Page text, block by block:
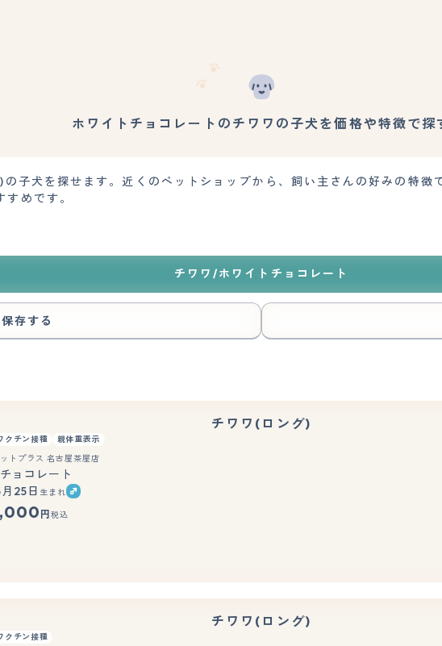
ホワイトチョコレートのチワワの子犬を価格や特徴で探
子犬を探せます。近くのペットショップから、飼い主さんの好みの特
めです。
チワワ/ホワイトチョコレート
存する
チワワ(ロング)
クチン接種 親体重表示
トプラス 名古屋茶屋店
ョコレート
25日 生まれ
円 税込
チワワ(ロング)
クチン接種